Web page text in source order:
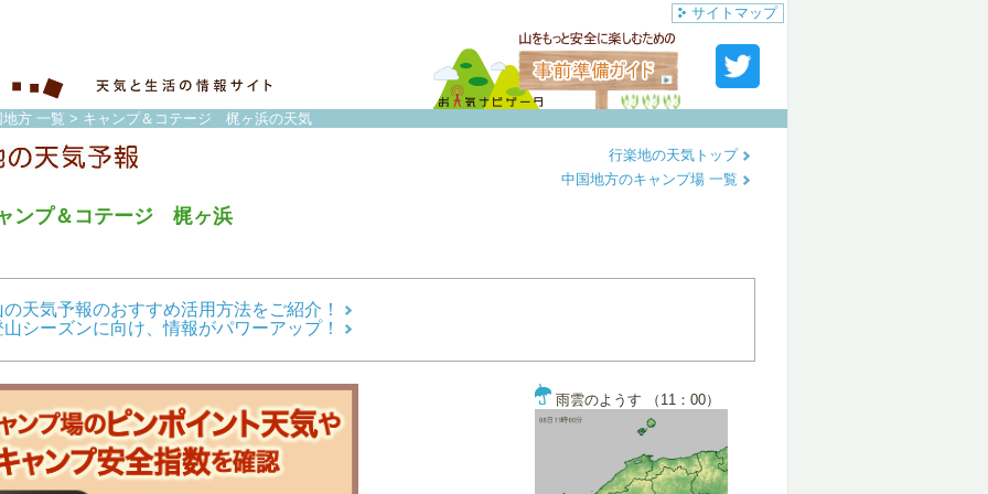
サイトマップ
方 一覧 > キャンプ＆コテージ 梶ヶ浜の天気
ンプ＆コテージ 梶ヶ浜
行楽地の天気トップ
中国地方のキャンプ場 一覧
天気予報のおすすめ活用方法をご紹介！
シーズンに向け、情報がパワーアップ！
雨雲のようす （11：00）